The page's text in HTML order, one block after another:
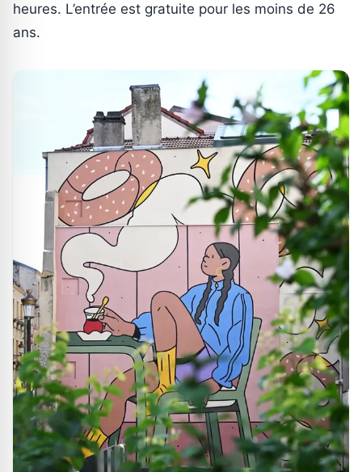
heures. L’entrée est gratuite pour les moins de 26
ans.